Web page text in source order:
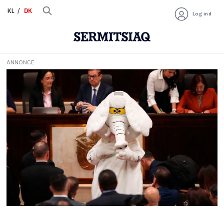
KL DK Log ind
Tag:
politik
ANNONCE